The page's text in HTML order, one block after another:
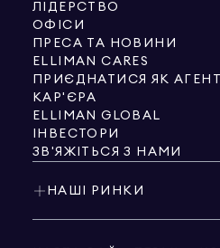
ЛІДЕРСТВО
ОФІСИ
ПРЕСА ТА НОВИНИ
ELLIMAN CARES
ПРИЄДНАТИСЯ ЯК АГЕНТ
КАР'ЄРА
ELLIMAN GLOBAL
ІНВЕСТОРИ
ЗВ'ЯЖІТЬСЯ З НАМИ
НАШІ РИНКИ